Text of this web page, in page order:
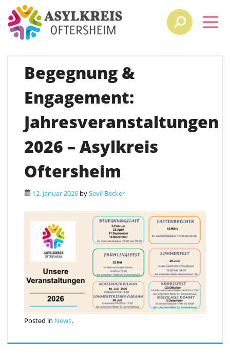
Begegnung &
Engagement:
Jahresveranstaltungen
2026 – Asylkreis
Oftersheim
12. Januar 2026 bySevil Becker
Posted in News.